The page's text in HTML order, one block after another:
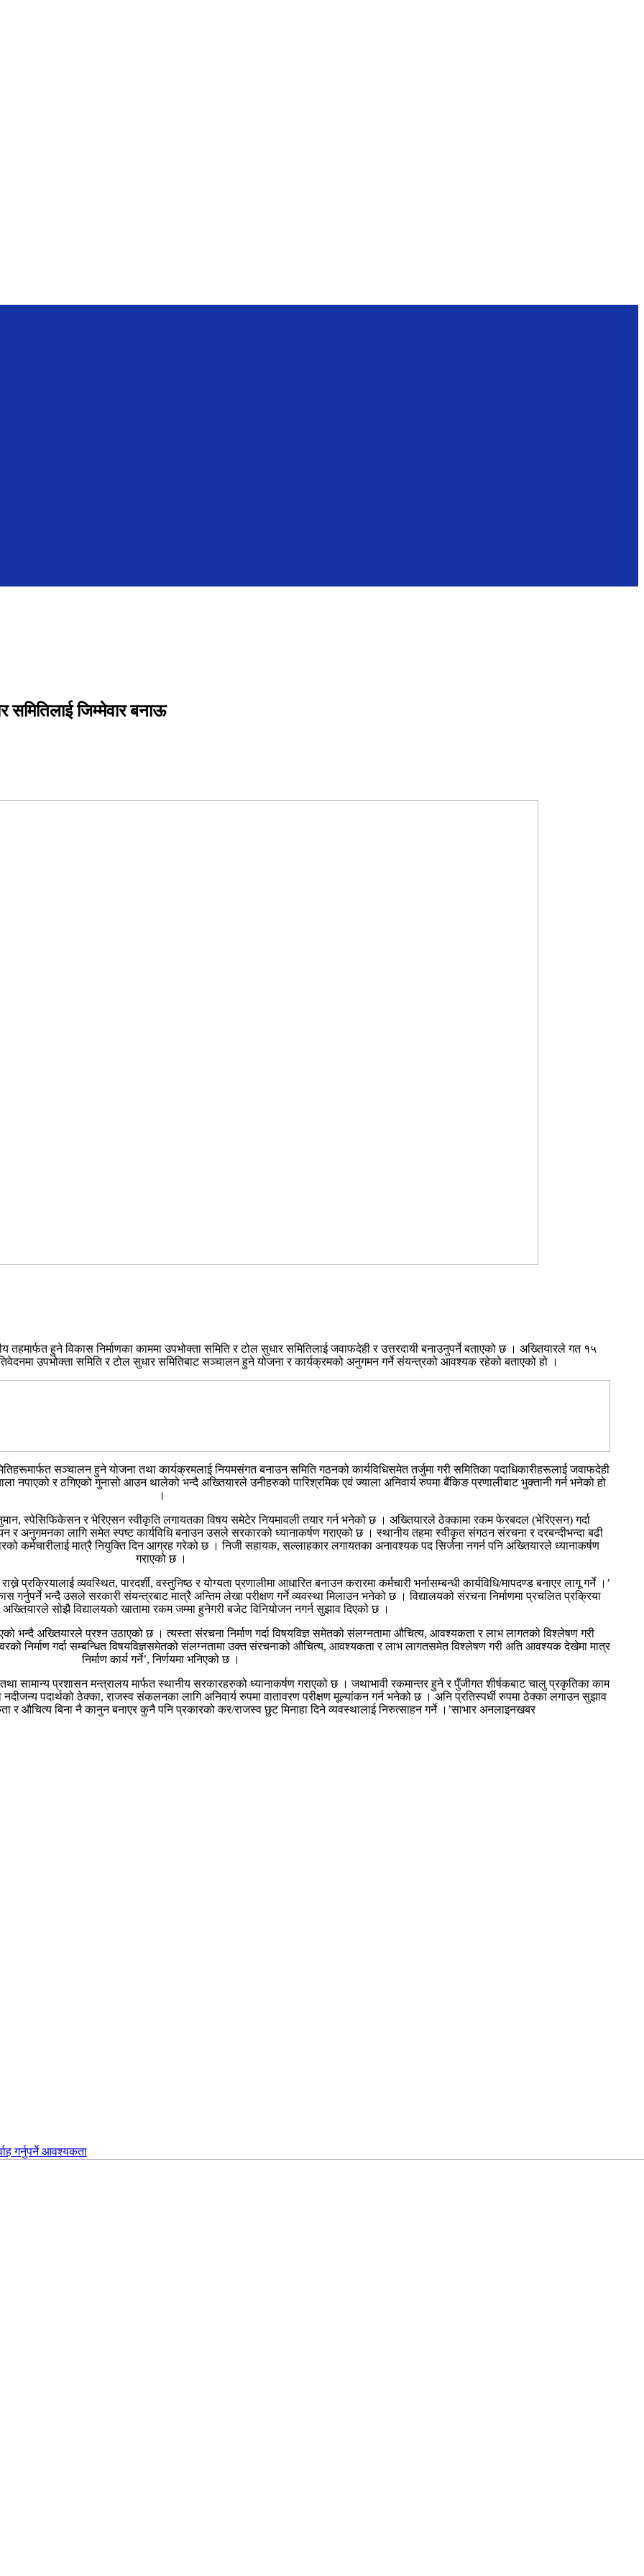
जिम्मेवार बनाऊ
हुने विकास निर्माणका काममा उपभोक्ता समिति र टोल सुधार समितिलाई जवाफदेही र उत्तरदायी बनाउनुपर्ने बताएको छ । अख्तियारले गत १५
उपभोक्ता समिति र टोल सुधार समितिबाट सञ्चालन हुने योजना र कार्यक्रमको अनुगमन गर्ने संयन्त्रको आवश्यक रहेको बताएको हो ।
सञ्चालन हुने योजना तथा कार्यक्रमलाई नियमसंगत बनाउन समिति गठनको कार्यविधिसमेत तर्जुमा गरी समितिका पदाधिकारीहरूलाई जवाफदेही
नपाएको र ठगिएको गुनासो आउन थालेको भन्दै अख्तियारले उनीहरुको पारिश्रमिक एवं ज्याला अनिवार्य रुपमा बैंकिङ प्रणालीबाट भुक्तानी गर्न भनेको हो
।
स्पेसिफिकेसन र भेरिएसन स्वीकृति लगायतका विषय समेटेर नियमावली तयार गर्न भनेको छ । अख्तियारले ठेक्कामा रकम फेरबदल (भेरिएसन) गर्दा
र अनुगमनका लागि समेत स्पष्ट कार्यविधि बनाउन उसले सरकारको ध्यानाकर्षण गराएको छ । स्थानीय तहमा स्वीकृत संगठन संरचना र दरबन्दीभन्दा बढी
कर्मचारीलाई मात्रै नियुक्ति दिन आग्रह गरेको छ । निजी सहायक, सल्लाहकार लगायतका अनावश्यक पद सिर्जना नगर्न पनि अख्तियारले ध्यानाकर्षण
गराएको छ ।
प्रक्रियालाई व्यवस्थित, पारदर्शी, वस्तुनिष्ठ र योग्यता प्रणालीमा आधारित बनाउन करारमा कर्मचारी भर्नासम्बन्धी कार्यविधि/मापदण्ड बनाएर लागू गर्ने ।’
गर्नुपर्ने भन्दै उसले सरकारी संयन्त्रबाट मात्रै अन्तिम लेखा परीक्षण गर्ने व्यवस्था मिलाउन भनेको छ । विद्यालयको संरचना निर्माणमा प्रचलित प्रक्रिया
सोझै विद्यालयको खातामा रकम जम्मा हुनेगरी बजेट विनियोजन नगर्न सुझाव दिएको छ ।
भन्दै अख्तियारले प्रश्न उठाएको छ । त्यस्ता संरचना निर्माण गर्दा विषयविज्ञ समेतको संलग्नतामा औचित्य, आवश्यकता र लाभ लागतको विश्लेषण गरी
निर्माण गर्दा सम्बन्धित विषयविज्ञसमेतको संलग्नतामा उक्त संरचनाको औचित्य, आवश्यकता र लाभ लागतसमेत विश्लेषण गरी अति आवश्यक देखेमा मात्र
निर्माण कार्य गर्ने’, निर्णयमा भनिएको छ ।
सामान्य प्रशासन मन्त्रालय मार्फत स्थानीय सरकारहरुको ध्यानाकर्षण गराएको छ । जथाभावी रकमान्तर हुने र पुँजीगत शीर्षकबाट चालु प्रकृतिका काम
पदार्थको ठेक्का, राजस्व संकलनका लागि अनिवार्य रुपमा वातावरण परीक्षण मूल्यांकन गर्न भनेको छ । अनि प्रतिस्पर्धी रुपमा ठेक्का लगाउन सुझाव
र औचित्य बिना नै कानुन बनाएर कुनै पनि प्रकारको कर/राजस्व छुट मिनाहा दिने व्यवस्थालाई निरुत्साहन गर्ने ।’साभार अनलाइनखबर
गर्नुपर्ने आवश्यकता